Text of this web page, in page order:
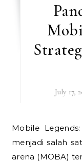
July 17,
Mobile Legends: Bang Bang telah berkembang
menjadi salah
arena (MOBA)